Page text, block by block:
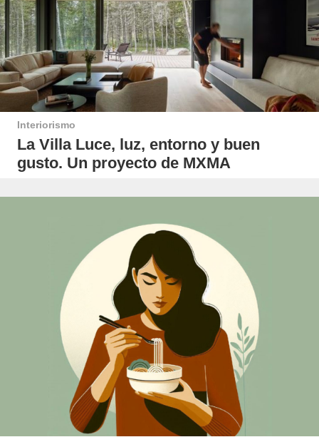
Interiorismo
La Villa Luce, luz, entorno y buen
gusto. Un proyecto de MXMA